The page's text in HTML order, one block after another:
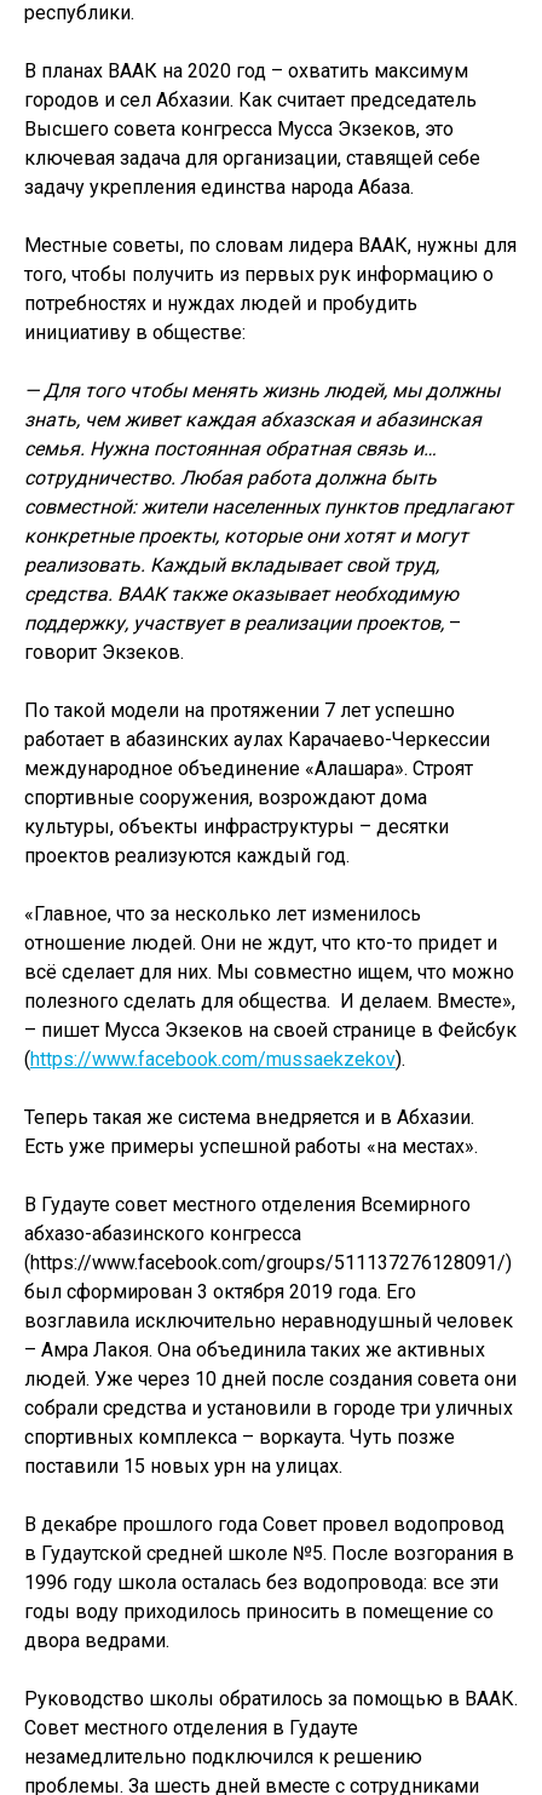
республики.
В планах ВААК на 2020 год – охватить максимум
городов и сел Абхазии. Как считает председатель
Высшего совета конгресса Мусса Экзеков, это
ключевая задача для организации, ставящей себе
задачу укрепления единства народа Абаза.
Местные советы, по словам лидера ВААК, нужны для
того, чтобы получить из первых рук информацию о
потребностях и нуждах людей и пробудить
инициативу в обществе:
— Для того чтобы менять жизнь людей, мы должны
знать, чем живет каждая абхазская и абазинская
семья. Нужна постоянная обратная связь и…
сотрудничество. Любая работа должна быть
совместной: жители населенных пунктов предлагают
конкретные проекты, которые они хотят и могут
реализовать. Каждый вкладывает свой труд,
средства. ВААК также оказывает необходимую
поддержку, участвует в реализации проектов, –
говорит Экзеков.
По такой модели на протяжении 7 лет успешно
работает в абазинских аулах Карачаево-Черкессии
международное объединение «Алашара». Строят
спортивные сооружения, возрождают дома
культуры, объекты инфраструктуры – десятки
проектов реализуются каждый год.
«Главное, что за несколько лет изменилось
отношение людей. Они не ждут, что кто-то придет и
всё сделает для них. Мы совместно ищем, что можно
полезного сделать для общества. И делаем. Вместе»,
– пишет Мусса Экзеков на своей странице в Фейсбук
(https://www.facebook.com/mussaekzekov).
Теперь такая же система внедряется и в Абхазии.
Есть уже примеры успешной работы «на местах».
В Гудауте совет местного отделения Всемирного
абхазо-абазинского конгресса
(https://www.facebook.com/groups/511137276128091/)
был сформирован 3 октября 2019 года. Его
возглавила исключительно неравнодушный человек
– Амра Лакоя. Она объединила таких же активных
людей. Уже через 10 дней после создания совета они
собрали средства и установили в городе три уличных
спортивных комплекса – воркаута. Чуть позже
поставили 15 новых урн на улицах.
В декабре прошлого года Совет провел водопровод
в Гудаутской средней школе №5. После возгорания в
1996 году школа осталась без водопровода: все эти
годы воду приходилось приносить в помещение со
двора ведрами.
Руководство школы обратилось за помощью в ВААК.
Совет местного отделения в Гудауте
незамедлительно подключился к решению
проблемы. За шесть дней вместе с сотрудниками